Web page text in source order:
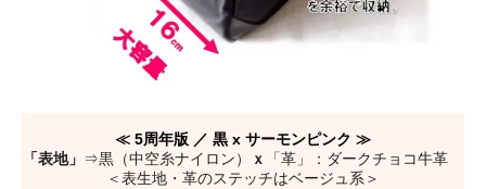
≪ 5周年版 ／ 黒 x サーモンピンク ≫
「表地」 ⇒黒（中空糸ナイロン） ｘ
「革」：ダークチョコ牛革
＜表生地・革のステッチはベージュ系＞